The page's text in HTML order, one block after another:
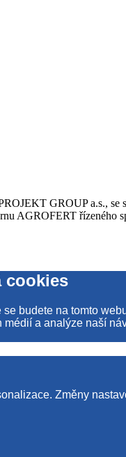
GROUP a.s.,
AGROFERT řízeného
cookies
budete na tomto
a analýze naší
Změny